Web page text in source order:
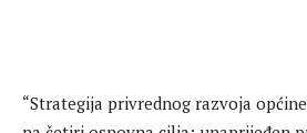
“Strategija privrednog razvoja